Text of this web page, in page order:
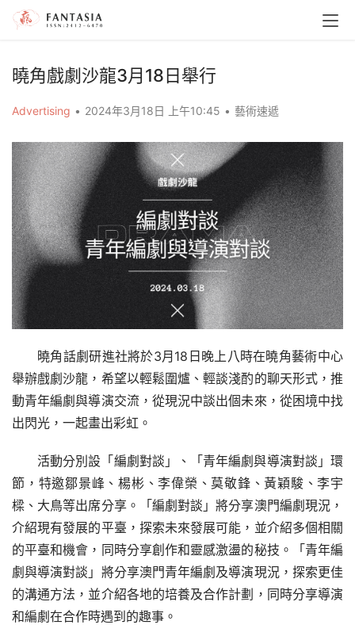
曉角戲劇沙龍3月18日舉行
Advertising • 2024年3月18日 上午10:45 • 藝術速遞
曉角話劇研進社將於3月18日晚上八時在曉角藝術中心
舉辦戲劇沙龍，希望以輕鬆圍爐、輕談淺酌的聊天形式，推
動青年編劇與導演交流，從現況中談出個未來，從困境中找
出閃光，一起畫出彩虹。
活動分別設「編劇對談」、「青年編劇與導演對談」環
節，特邀鄒景峰、楊彬、李偉榮、莫敬鋒、黃穎駿、李宇
樑、大鳥等出席分享。「編劇對談」將分享澳門編劇現況，
介紹現有發展的平臺，探索未來發展可能，並介紹多個相關
的平臺和機會，同時分享創作和靈感激盪的秘技。「青年編
劇與導演對談」將分享澳門青年編劇及導演現況，探索更佳
的溝通方法，並介紹各地的培養及合作計劃，同時分享導演
和編劇在合作時遇到的趣事。